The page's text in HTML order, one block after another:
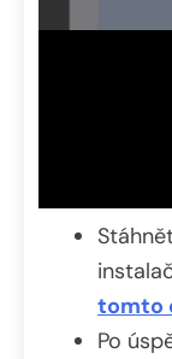
tomto
Po